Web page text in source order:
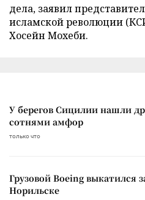
дела, заявил
исламской революции
Хосейн Мохеби.
У берегов Сицилии нашли
сотнями амфор
только что
Грузовой Boeing выкатился
Норильске